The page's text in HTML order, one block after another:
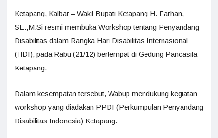
Ketapang, Kalbar – Wakil Bupati Ketapang H. Farhan,
SE.,M.Si resmi membuka Workshop tentang Penyandang
Disabilitas dalam Rangka Hari Disabilitas Internasional
(HDI), pada Rabu (21/12) bertempat di Gedung Pancasila
Ketapang.
Dalam kesempatan tersebut, Wabup mendukung kegiatan
workshop yang diadakan PPDI (Perkumpulan Penyandang
Disabilitas Indonesia) Ketapang.